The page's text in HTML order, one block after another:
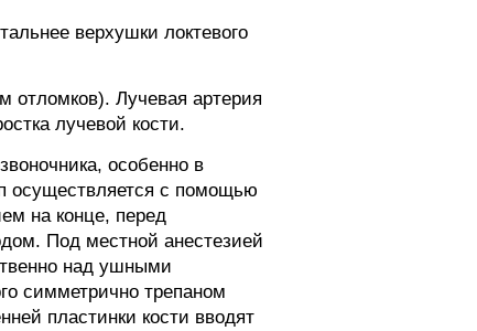
верхушки локтевого
отломков). Лучевая артерия
лучевой кости.
особенно в
осуществляется с помощью
на конце, перед
Под местной анестезией
над ушными
симметрично трепаном
пластинки кости вводят